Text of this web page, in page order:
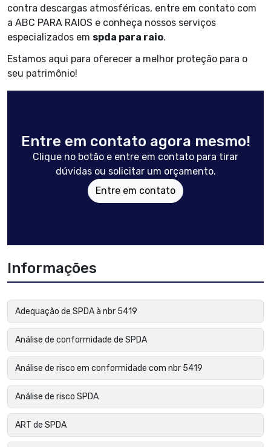
contra descargas atmosféricas, entre em contato com
a ABC PARA RAIOS e conheça nossos serviços
especializados em spda para raio.
Estamos aqui para oferecer a melhor proteção para o
seu patrimônio!
Entre em contato agora mesmo!
Clique no botão e entre em contato para tirar
dúvidas ou solicitar um orçamento.
Entre em contato
Informações
Adequação de SPDA à nbr 5419
Análise de conformidade de SPDA
Análise de risco em conformidade com nbr 5419
Análise de risco SPDA
ART de SPDA